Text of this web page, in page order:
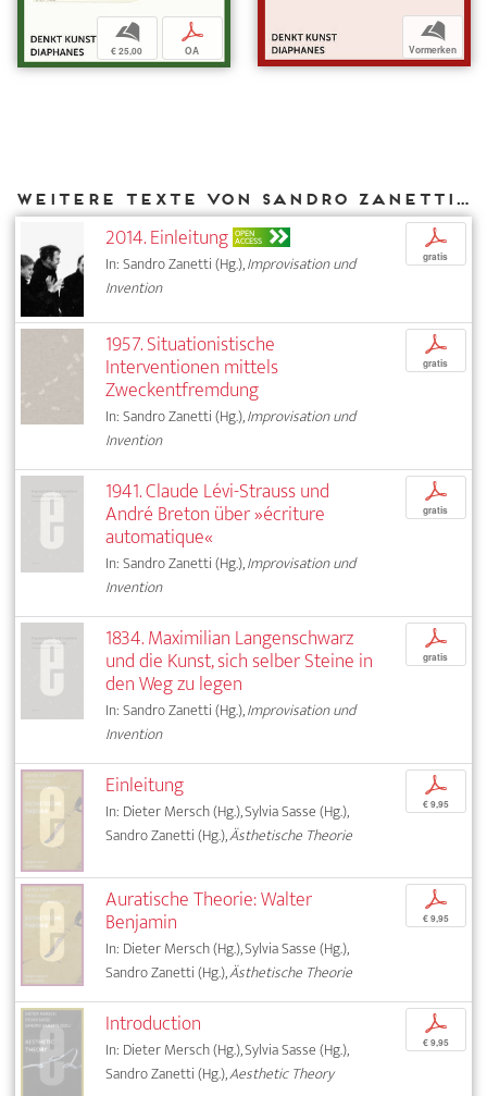
b
€ 25,00
p
OA
b
Vormerken
Weitere Texte von Sandro Zanetti bei DIAPHANES
2014. Einleitung OPEN
ACCESS
In: Sandro Zanetti (Hg.),Improvisation und
Invention
p
gratis
1957. Situationistische
Interventionen mittels
Zweckentfremdung
In: Sandro Zanetti (Hg.),Improvisation und
Invention
p
gratis
1941. Claude Lévi-Strauss und
André Breton über »écriture
automatique«
In: Sandro Zanetti (Hg.),Improvisation und
Invention
p
gratis
1834. Maximilian Langenschwarz
und die Kunst, sich selber Steine in
den Weg zu legen
In: Sandro Zanetti (Hg.),Improvisation und
Invention
p
gratis
Einleitung
In: Dieter Mersch (Hg.), Sylvia Sasse (Hg.),
Sandro Zanetti (Hg.),Ästhetische Theorie
p
€ 9,95
Auratische Theorie: Walter
Benjamin
In: Dieter Mersch (Hg.), Sylvia Sasse (Hg.),
Sandro Zanetti (Hg.),Ästhetische Theorie
p
€ 9,95
Introduction
In: Dieter Mersch (Hg.), Sylvia Sasse (Hg.),
Sandro Zanetti (Hg.),Aesthetic Theory
p
€ 9,95